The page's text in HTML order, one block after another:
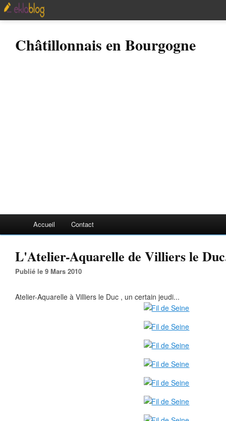
Châtillonnais en Bourgogne
Accueil Contact
L'Atelier-Aquarelle de Villiers le
Publié le 9 Mars 2010
Atelier-Aquarelle à Villiers le Duc , un certain jeudi...